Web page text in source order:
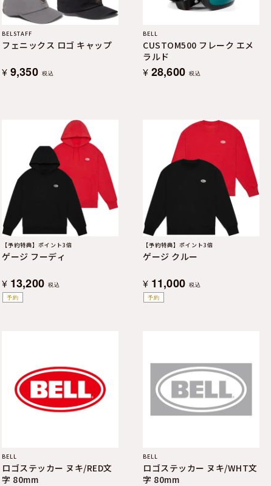
BELSTAFF
フェニックス ロゴ キャップ
¥ 9,350 税込
BELL
CUSTOM500 フレーク エメ
ラルド
¥ 28,600 税込
予約
【予約特典】ポイント3倍
ゲージ フーディ
¥ 13,200 税込
予約
【予約特典】ポイント3倍
ゲージ クルー
¥ 11,000 税込
BELL
ロゴステッカー ヌキ/RED文
字 80mm
BELL
ロゴステッカー ヌキ/WHT文
字 80mm